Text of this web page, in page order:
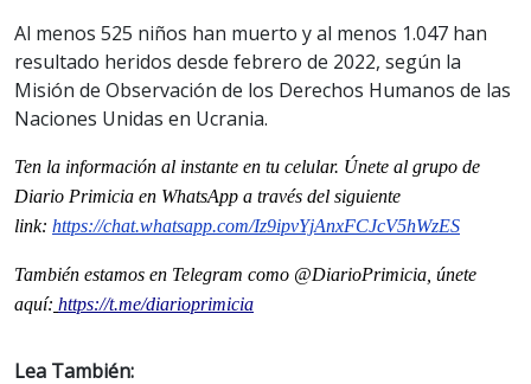
Al menos 525 niños han muerto y al menos 1.047 han
resultado heridos desde febrero de 2022, según la
Misión de Observación de los Derechos Humanos de las
Naciones Unidas en Ucrania.
Ten la información al instante en tu celular. Únete al grupo de
Diario Primicia en WhatsApp a través del siguiente
link: https://chat.whatsapp.com/Iz9ipvYjAnxFCJcV5hWzES
También estamos en Telegram como @DiarioPrimicia, únete
aquí: https://t.me/diarioprimicia
Lea También: